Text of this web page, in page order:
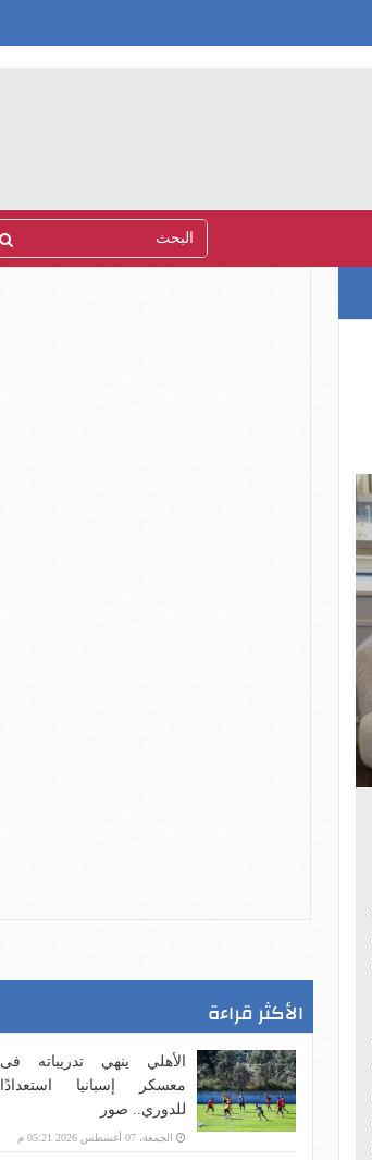
الأكثر قراءة
الأهلي ينهي تدريباته فى
معسكر إسبانيا استعدادًا
للدوري.. صور
الجمعة، 07 أغسطس 2026 05:21 م